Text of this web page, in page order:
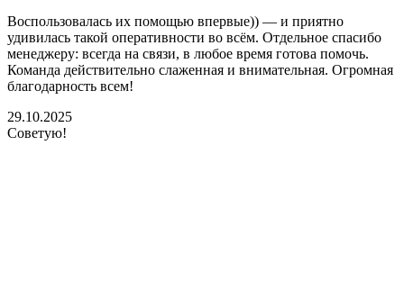
Воспользовалась их помощью впервые)) — и приятно
удивилась такой оперативности во всём. Отдельное спасибо
менеджеру: всегда на связи, в любое время готова помочь.
Команда действительно слаженная и внимательная. Огромная
благодарность всем!
29.10.2025
Советую!